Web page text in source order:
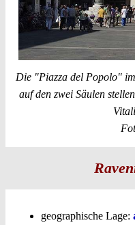
Die "Piazza del Popolo"
auf den zwei Säulen
geographische Lage: